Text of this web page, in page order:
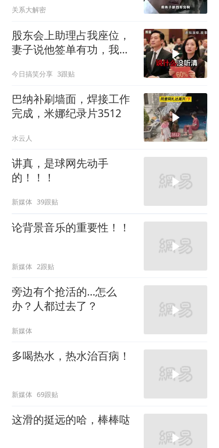
关系大解密
股东会上助理占我座位，
妻子说他签单有功，我抛
给他当
今日搞笑分享 3跟贴
巴纳补刷墙面，焊接工作
完成，米娜纪录片3512
水云人
讲真，是球网先动手
的！！！
新媒体 39跟贴
论背景音乐的重要性！！
新媒体 2跟贴
旁边有个抢活的…怎么
办？人都过去了？
新媒体
多喝热水，热水治百病！
新媒体 69跟贴
这滑的挺远的哈，棒棒哒